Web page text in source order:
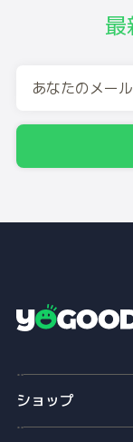
g
oショップ